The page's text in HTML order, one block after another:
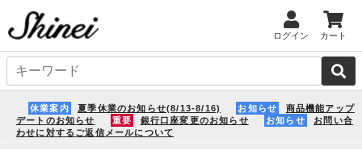
ログイン カート
休業案内 夏季休業のお知らせ(8/13-8/16) お知らせ
商品機能アップ
デートのお知らせ
重要 銀行口座変更のお知らせ お知らせ
お問い合
わせに対するご返信メールについて